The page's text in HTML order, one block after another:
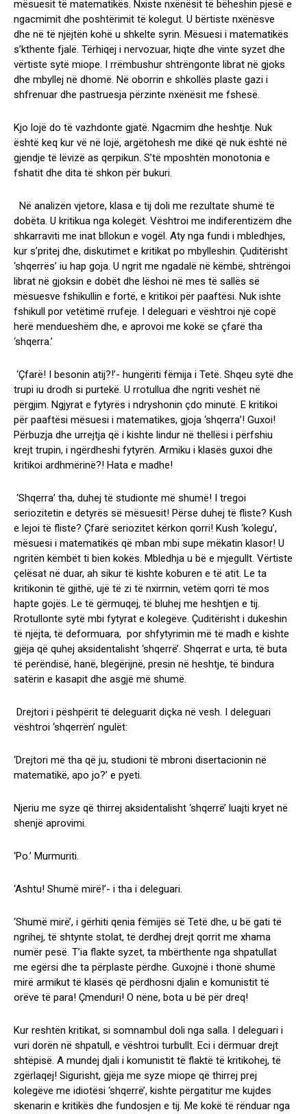
mësuesit të matematikës. Nxiste nxënësit të bëheshin pjesë e
ngacmimit dhe poshtërimit të kolegut. U bërtiste nxënësve
dhe në të njëjtën kohë u shkelte syrin. Mësuesi i matematikës
s’kthente fjalë. Tërhiqej i nervozuar, hiqte dhe vinte syzet dhe
vërtiste sytë miope. I rrëmbushur shtrëngonte librat në gjoks
dhe mbyllej në dhomë. Në oborrin e shkollës plaste gazi i
shfrenuar dhe pastruesja përzinte nxënësit me fshesë.
Kjo lojë do të vazhdonte gjatë. Ngacmim dhe heshtje. Nuk
është keq kur vë në lojë, argëtohesh me dikë që nuk është në
gjendje të lëvizë as qerpikun. S’të mposhtën monotonia e
fshatit dhe dita të shkon për bukuri.
Në analizën vjetore, klasa e tij doli me rezultate shumë të
dobëta. U kritikua nga kolegët. Vështroi me indiferentizëm dhe
shkarraviti me inat bllokun e vogël. Aty nga fundi i mbledhjes,
kur s’pritej dhe, diskutimet e kritikat po mbylleshin. Çuditërisht
‘shqerrës’ iu hap goja. U ngrit me ngadalë në këmbë, shtrëngoi
librat në gjoksin e dobët dhe lëshoi në mes të sallës së
mësuesve fshikullin e fortë, e kritikoi për paaftësi. Nuk ishte
fshikull por vetëtimë rrufeje. I deleguari e vështroi një copë
herë mendueshëm dhe, e aprovoi me kokë se çfarë tha
‘shqerra.’
‘Çfarë! I besonin atij?!’- hungëriti fëmija i Tetë. Shqeu sytë dhe
trupi iu drodh si purtekë. U rrotullua dhe ngriti veshët në
përgjim. Ngjyrat e fytyrës i ndryshonin çdo minutë. E kritikoi
për paaftësi mësuesi i matematikes, gjoja ‘shqerra’! Guxoi!
Përbuzja dhe urrejtja që i kishte lindur në thellësi i përfshiu
krejt trupin, i ngërdheshi fytyrën. Armiku i klasës guxoi dhe
kritikoi ardhmërinë?! Hata e madhe!
‘Shqerra’ tha, duhej të studionte më shumë! I tregoi
seriozitetin e detyrës së mësuesit! Përse duhej të fliste? Kush
e lejoi të fliste? Çfarë seriozitet kërkon qorri! Kush ‘kolegu’,
mësuesi i matematikës që mban mbi supe mëkatin klasor! U
ngritën këmbët ti bien kokës. Mbledhja u bë e mjegullt. Vërtiste
çelësat në duar, ah sikur të kishte koburen e të atit. Le ta
kritikonin të gjithë, ujë të zi të nxirrnin, vetëm qorri të mos
hapte gojës. Le të gërmuqej, të bluhej me heshtjen e tij.
Rrotullonte sytë mbi fytyrat e kolegëve. Çuditërisht i dukeshin
të njëjta, të deformuara, por shfytyrimin më të madh e kishte
gjëja që quhej aksidentalisht ‘shqerrë’. Shqerrat e urta, të buta
të perëndisë, hanë, blegërijnë, presin në heshtje, të bindura
satërin e kasapit dhe asgjë më shumë.
Drejtori i pëshpërit të deleguarit diçka në vesh. I deleguari
vështroi ‘shqerrën’ ngulët:
‘Drejtori më tha që ju, studioni të mbroni disertacionin në
matematikë, apo jo?’ e pyeti.
Njeriu me syze që thirrej aksidentalisht ‘shqerrë’ luajti kryet në
shenjë aprovimi.
‘Po.’ Murmuriti.
‘Ashtu! Shumë mirë!’- i tha i deleguari.
‘Shumë mirë’, i gërhiti qenia fëmijës së Tetë dhe, u bë gati të
ngrihej, të shtynte stolat, të derdhej drejt qorrit me xhama
numër pesë. T’ia flakte syzet, ta mbërthente nga shpatullat
me egërsi dhe ta përplaste përdhe. Guxojnë i thonë shumë
mirë armikut të klasës që përdhosni djalin e komunistit të
orëve të para! Çmenduri! O nëne, bota u bë për dreq!
Kur reshtën kritikat, si somnambul doli nga salla. I deleguari i
vuri dorën në shpatull, e vështroi turbullt. Eci i dërmuar drejt
shtëpisë. A mundej djali i komunistit të flaktë të kritikohej, të
zgërlaqej! Sigurisht, gjëja me syze miope që thirrej prej
kolegëve me idiotësi ‘shqerrë’, kishte përgatitur me kujdes
skenarin e kritikës dhe fundosjen e tij. Me kokë të rënduar nga